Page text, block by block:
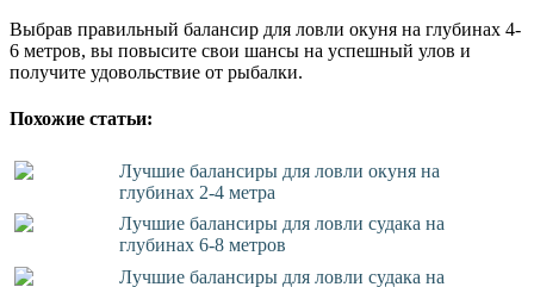
Выбрав правильный балансир для ловли окуня на глубинах 4-
6 метров, вы повысите свои шансы на успешный улов и
получите удовольствие от рыбалки.
Похожие статьи:
Лучшие балансиры для ловли окуня на
глубинах 2-4 метра
Лучшие балансиры для ловли судака на
глубинах 6-8 метров
Лучшие балансиры для ловли судака на